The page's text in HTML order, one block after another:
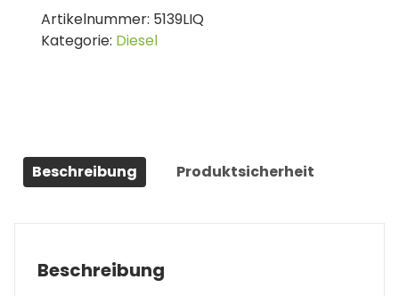
Artikelnummer: 5139LIQ
Kategorie: Diesel
Beschreibung Produktsicherheit
Beschreibung